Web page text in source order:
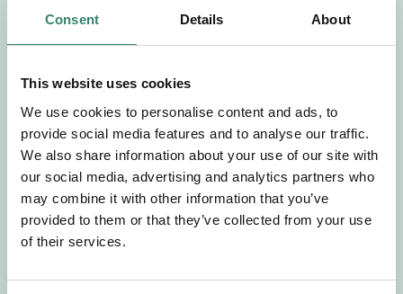
Consent Details About
This website uses cookies
We use cookies to personalise content and ads, to
provide social media features and to analyse our traffic.
We also share information about your use of our site with
our social media, advertising and analytics partners who
may combine it with other information that you’ve
provided to them or that they’ve collected from your use
of their services.
Efternamn
Välj önskat arbetsområde
Välj önskad anställningsform